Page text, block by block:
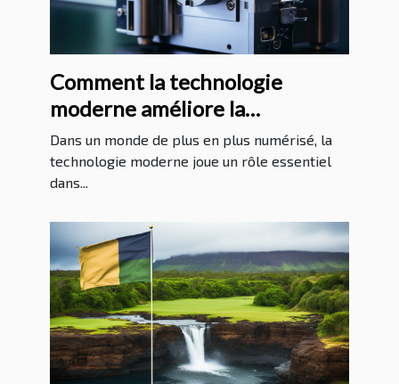
Comment la technologie
moderne améliore la
protection juridique
Dans un monde de plus en plus numérisé, la
technologie moderne joue un rôle essentiel
dans...